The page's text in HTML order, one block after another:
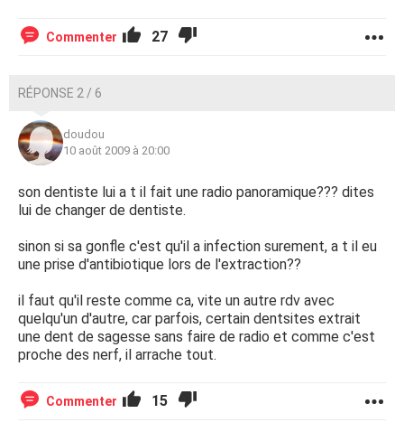
Commenter 27
RÉPONSE 2 / 6
doudou
10 août 2009 à 20:00
son dentiste lui a t il fait une radio panoramique??? dites
lui de changer de dentiste.
sinon si sa gonfle c'est qu'il a infection surement, a t il eu
une prise d'antibiotique lors de l'extraction??
il faut qu'il reste comme ca, vite un autre rdv avec
quelqu'un d'autre, car parfois, certain dentsites extrait
une dent de sagesse sans faire de radio et comme c'est
proche des nerf, il arrache tout.
Commenter 15